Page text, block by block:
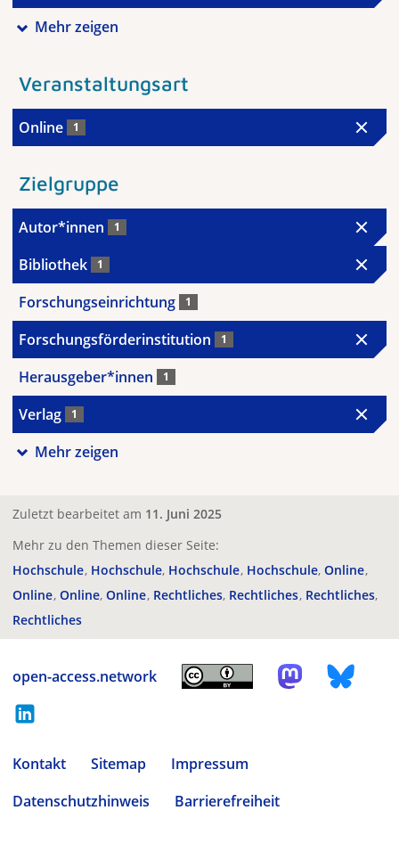
Mehr zeigen
Veranstaltungsart
Online 1
Zielgruppe
Autor*innen 1
Bibliothek 1
Forschungseinrichtung 1
Forschungsförderinstitution 1
Herausgeber*innen 1
Verlag 1
Mehr zeigen
Zuletzt bearbeitet am 11. Juni 2025
Mehr zu den Themen dieser Seite:
Hochschule Hochschule Hochschule Hochschule Online
Online Online Online Rechtliches Rechtliches Rechtliches
Rechtliches
open-access.network
Kontakt Sitemap
Impressum
Datenschutzhinweis
Barrierefreiheit